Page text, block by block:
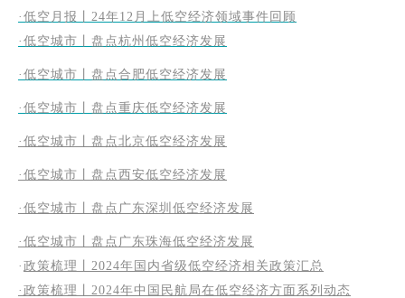
·低空月报丨24年12月上低空经济领域事件回顾
·低空城市丨盘点杭州低空经济发展
·低空城市丨盘点合肥低空经济发展
·低空城市丨盘点重庆低空经济发展
·低空城市丨盘点北京低空经济发展
·低空城市丨盘点西安低空经济发展
·低空城市丨盘点广东深圳低空经济发展
·低空城市丨盘点广东珠海低空经济发展
· 政策梳理丨2024年国内省级低空经济相关政策汇总
·政策梳理丨2024年中国民航局在低空经济方面系列动态